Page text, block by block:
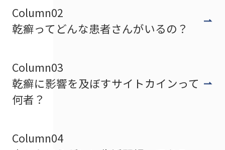
Column02
乾癬ってどんな患者さんがいるの？
Column03
乾癬に影響を及ぼすサイトカインって
何者？
Column04